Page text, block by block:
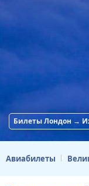
Билеты Лондон →
Авиабилеты